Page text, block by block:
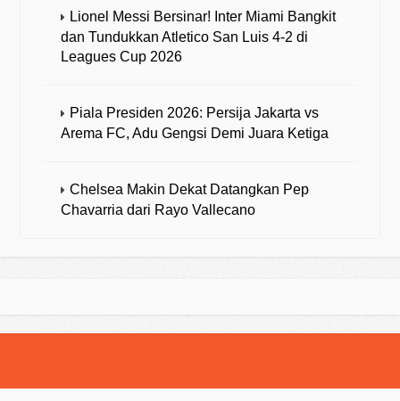
Lionel Messi Bersinar! Inter Miami Bangkit
dan Tundukkan Atletico San Luis 4-2 di
Leagues Cup 2026
Piala Presiden 2026: Persija Jakarta vs
Arema FC, Adu Gengsi Demi Juara Ketiga
Chelsea Makin Dekat Datangkan Pep
Chavarria dari Rayo Vallecano